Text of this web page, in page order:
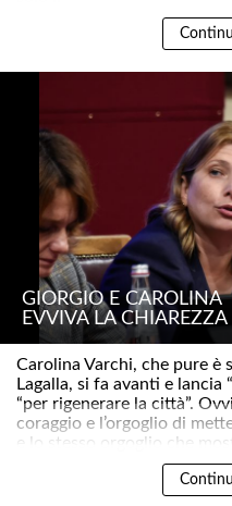
GIORGIO E CAROLINA
EVVIVA LA CHIAREZZA
Carolina Varchi, che pure è
Lagalla, si fa avanti e lancia
“per rigenerare la città”.
coraggio e l’orgoglio di
e lo stesso orgoglio che